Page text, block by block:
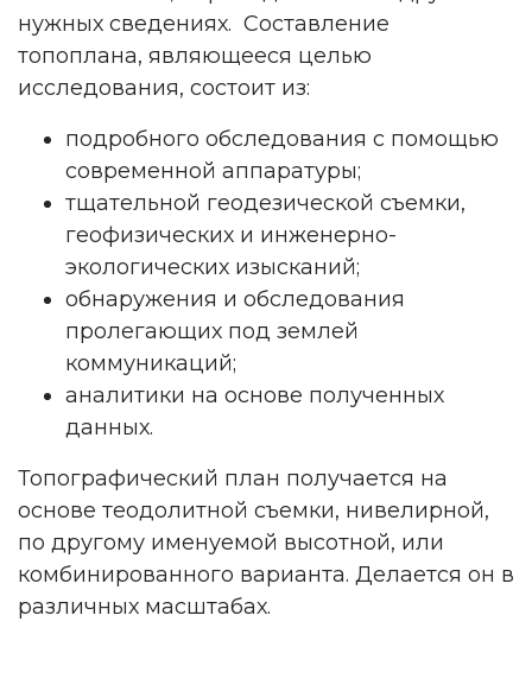
нужных сведениях. Составление
топоплана, являющееся целью
исследования, состоит из:
подробного обследования с помощью
современной аппаратуры;
тщательной геодезической съемки,
геофизических и инженерно-
экологических изысканий;
обнаружения и обследования
пролегающих под землей
коммуникаций;
аналитики на основе полученных
данных.
Топографический план получается на
основе теодолитной съемки, нивелирной,
по другому именуемой высотной, или
комбинированного варианта. Делается он в
различных масштабах.